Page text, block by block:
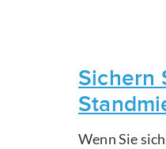
Sichern
Wenn Sie